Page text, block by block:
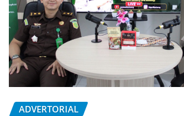
ADVERTORIAL